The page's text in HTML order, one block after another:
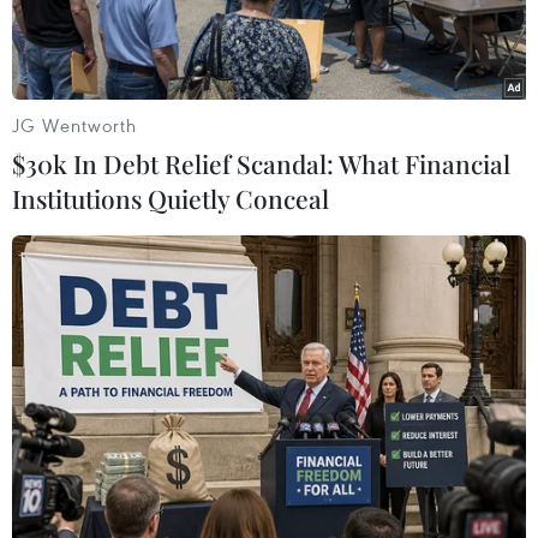
(Nguồn: schmidtlaw.com)
Chanel, Revlon và L'Oreal - ba trong số những
thương hiệu lớn nhất trong ngành mỹ phẩm -
đang âm thầm loại bỏ bột talc khỏi các sản
phẩm của mình, trong bối cảnh các vụ kiện về
JG Wentworth
$30k In Debt Relief Scandal: What Financial
Institutions Quietly Conceal